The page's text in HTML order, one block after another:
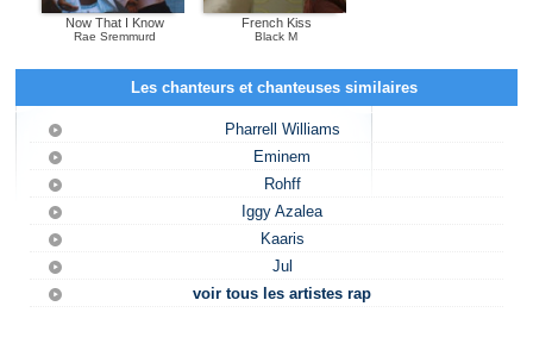
Now That I Know
Rae Sremmurd
French Kiss
Black M
Les chanteurs et chanteuses similaires
Pharrell Williams
Eminem
Rohff
Iggy Azalea
Kaaris
Jul
voir tous les artistes rap